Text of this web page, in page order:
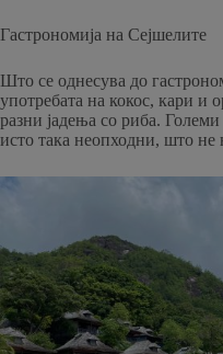
Гастрономија на Сејшелите
Што се однесува до
употребата на кокос, кари и
разни јадења со риба.
исто така неопходни, што не